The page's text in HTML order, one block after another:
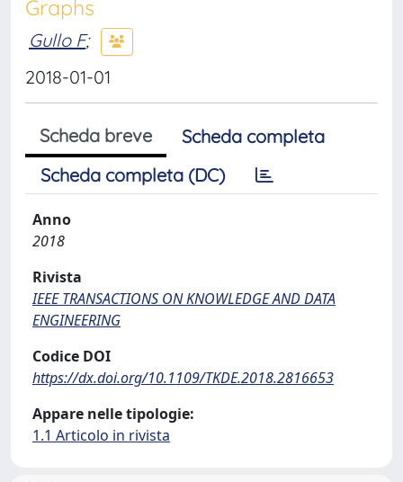
Graphs
Gullo F;
2018-01-01
Scheda breve
Scheda completa
Scheda completa (DC)
Anno
2018
Rivista
IEEE TRANSACTIONS ON KNOWLEDGE AND DATA
ENGINEERING
Codice DOI
https://dx.doi.org/10.1109/TKDE.2018.2816653
Appare nelle tipologie:
1.1 Articolo in rivista